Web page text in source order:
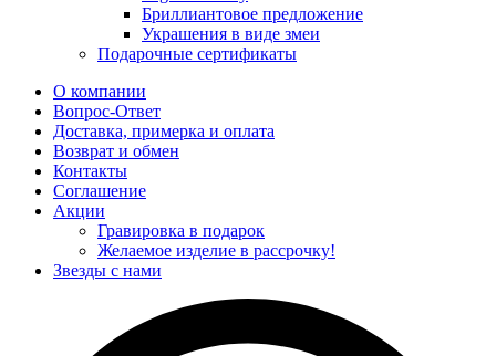
Бриллиантовое предложение
Украшения в виде змеи
Подарочные сертификаты
О компании
Вопрос-Ответ
Доставка, примерка и оплата
Возврат и обмен
Контакты
Соглашение
Акции
Гравировка в подарок
Желаемое изделие в рассрочку!
Звезды с нами